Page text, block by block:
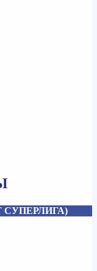
СУПЕРЛИГА)